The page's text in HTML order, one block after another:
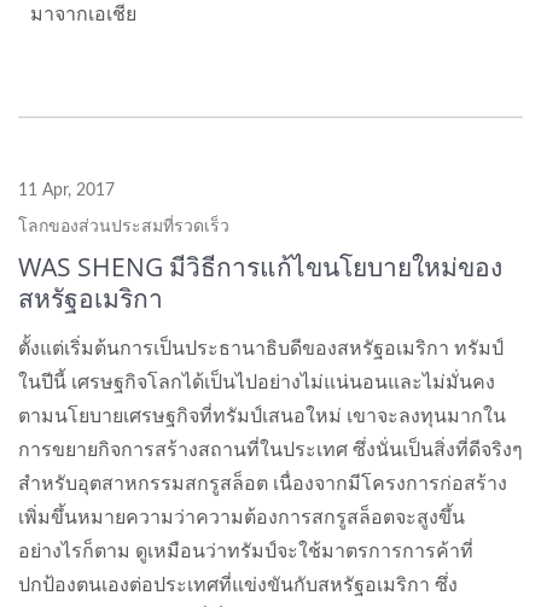
มาจากเอเชีย
11 Apr, 2017
โลกของส่วนประสมที่รวดเร็ว
WAS SHENG มีวิธีการแก้ไขนโยบายใหม่ของ
สหรัฐอเมริกา
ตั้งแต่เริ่มต้นการเป็นประธานาธิบดีของสหรัฐอเมริกา ทรัมป์
ในปีนี้ เศรษฐกิจโลกได้เป็นไปอย่างไม่แน่นอนและไม่มั่นคง
ตามนโยบายเศรษฐกิจที่ทรัมป์เสนอใหม่ เขาจะลงทุนมากใน
การขยายกิจการสร้างสถานที่ในประเทศ ซึ่งนั่นเป็นสิ่งที่ดีจริงๆ
สำหรับอุตสาหกรรมสกรูสล็อต เนื่องจากมีโครงการก่อสร้าง
เพิ่มขึ้นหมายความว่าความต้องการสกรูสล็อตจะสูงขึ้น
อย่างไรก็ตาม ดูเหมือนว่าทรัมป์จะใช้มาตรการการค้าที่
ปกป้องตนเองต่อประเทศที่แข่งขันกับสหรัฐอเมริกา ซึ่ง